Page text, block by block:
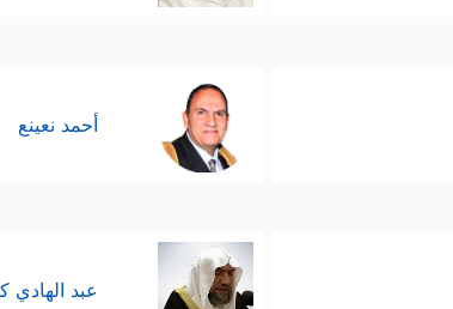
أحمد نعينع
عبد الهادي